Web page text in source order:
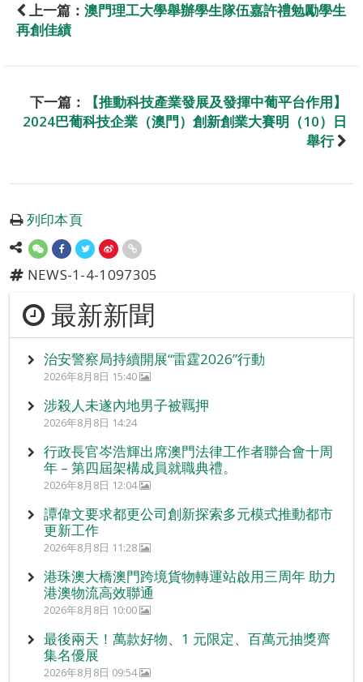
上一篇： 澳門理工大學舉辦學生隊伍嘉許禮勉勵學生
再創佳績
下一篇：
【推動科技產業發展及發揮中葡平台作用】
2024巴葡科技企業（澳門）創新創業大賽明（10）日
舉行
列印本頁
NEWS-1-4-1097305
最新新聞
治安警察局持續開展“雷霆2026”行動
2026年8月8日 15:40
涉殺人未遂內地男子被羈押
2026年8月8日 14:24
行政長官岑浩輝出席澳門法律工作者聯合會十周
年 – 第四屆架構成員就職典禮。
2026年8月8日 12:04
譚偉文要求都更公司創新探索多元模式推動都市
更新工作
2026年8月8日 11:28
港珠澳大橋澳門跨境貨物轉運站啟用三周年 助力
港澳物流高效聯通
2026年8月8日 10:00
最後兩天！萬款好物、1 元限定、百萬元抽獎齊
集名優展
2026年8月8日 09:54